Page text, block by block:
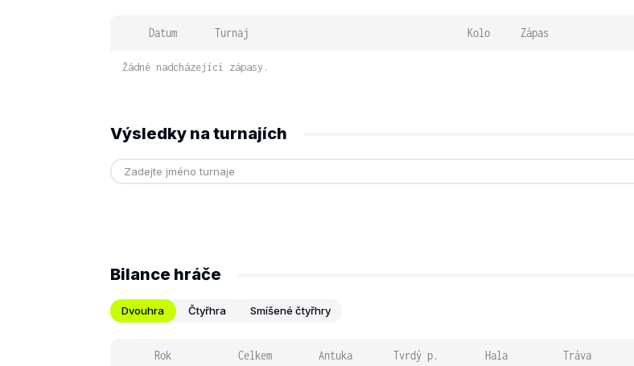
Datum Turnaj Kolo Zápas
Žádné nadcházející zápasy.
Výsledky na turnajích
Bilance hráče
Dvouhra Čtyřhra Smíšené čtyřhry
Rok Celkem Antuka Tvrdý p. Hala Tráva